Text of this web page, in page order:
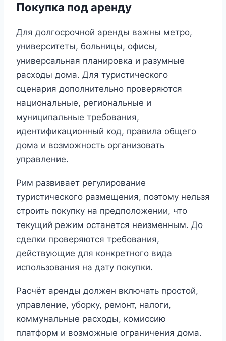
Покупка под аренду
Для долгосрочной аренды важны метро,
университеты, больницы, офисы,
универсальная планировка и разумные
расходы дома. Для туристического
сценария дополнительно проверяются
национальные, региональные и
муниципальные требования,
идентификационный код, правила общего
дома и возможность организовать
управление.
Рим развивает регулирование
туристического размещения, поэтому нельзя
строить покупку на предположении, что
текущий режим останется неизменным. До
сделки проверяются требования,
действующие для конкретного вида
использования на дату покупки.
Расчёт аренды должен включать простой,
управление, уборку, ремонт, налоги,
коммунальные расходы, комиссию
платформ и возможные ограничения дома.